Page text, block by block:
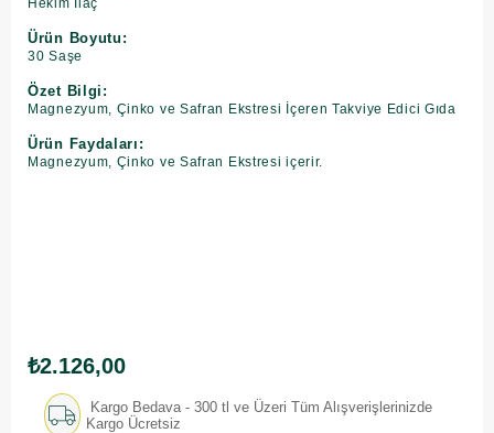
Hekim İlaç
Ürün Boyutu:
30 Saşe
Özet Bilgi:
Magnezyum, Çinko ve Safran Ekstresi İçeren Takviye Edici Gıda
Ürün Faydaları:
Magnezyum, Çinko ve Safran Ekstresi içerir.
₺2.126,00
Kargo Bedava - 300 tl ve Üzeri Tüm Alışverişlerinizde
Kargo Ücretsiz